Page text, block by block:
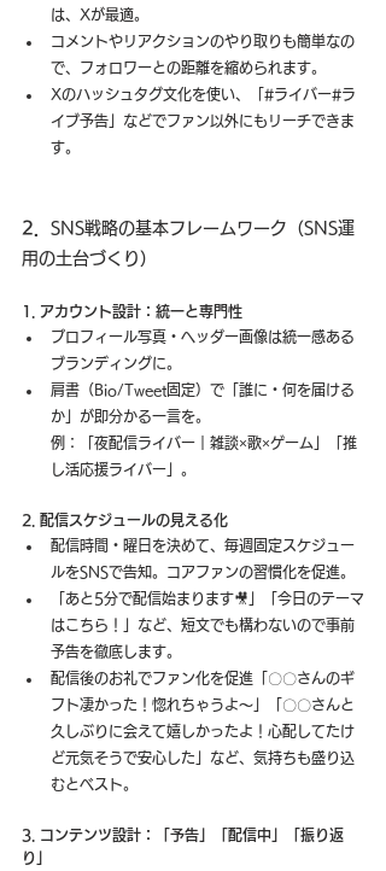
は、Xが最適。
コメントやリアクションのやり取りも簡単なの
で、フォロワーとの距離を縮められます。
Xのハッシュタグ文化を使い、「#ライバー#ラ
イブ予告」などでファン以外にもリーチできま
す。
2． SNS戦略の基本フレームワーク（SNS運
用の土台づくり）
1. アカウント設計：統一と専門性
プロフィール写真・ヘッダー画像は統一感ある
ブランディングに。
肩書（Bio/Tweet固定）で「誰に・何を届ける
か」が即分かる一言を。
例：「夜配信ライバー｜雑談×歌×ゲーム」「推
し活応援ライバー」。
2. 配信スケジュールの見える化
配信時間・曜日を決めて、毎週固定スケジュー
ルをSNSで告知。コアファンの習慣化を促進。
「あと5分で配信始まります🎥」「今日のテーマ
はこちら！」など、短文でも構わないので事前
予告を徹底します。
配信後のお礼でファン化を促進「〇〇さんのギ
フト凄かった！惚れちゃうよ～」「〇〇さんと
久しぶりに会えて嬉しかったよ！心配してたけ
ど元気そうで安心した」など、気持ちも盛り込
むとベスト。
3. コンテンツ設計：「予告」「配信中」「振り返
り」